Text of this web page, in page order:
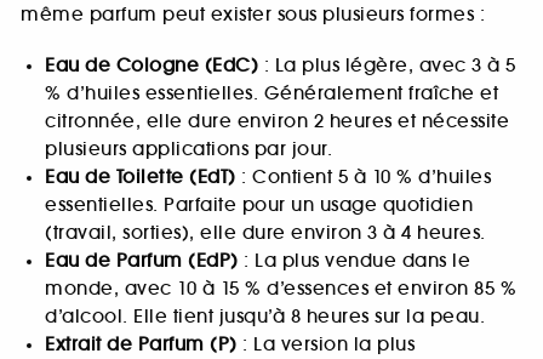
même parfum peut exister sous plusieurs formes :
Eau de Cologne (EdC) : La plus légère, avec 3 à 5
% d’huiles essentielles. Généralement fraîche et
citronnée, elle dure environ 2 heures et nécessite
plusieurs applications par jour.
Eau de Toilette (EdT) : Contient 5 à 10 % d’huiles
essentielles. Parfaite pour un usage quotidien
(travail, sorties), elle dure environ 3 à 4 heures.
Eau de Parfum (EdP) : La plus vendue dans le
monde, avec 10 à 15 % d’essences et environ 85 %
d’alcool. Elle tient jusqu’à 8 heures sur la peau.
Extrait de Parfum (P) : La version la plus